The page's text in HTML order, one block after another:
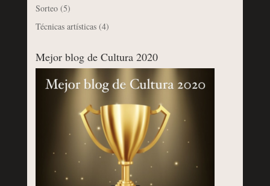
Sorteo(5)
Técnicas artísticas(4)
Mejor blog de Cultura 2020